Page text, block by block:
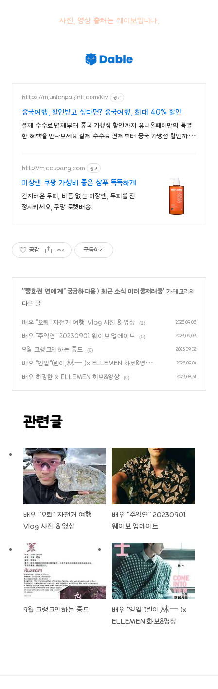
사진, 영상 출처는 웨이보입니다.
https://m.unionpayintl.com/kr/ 광고
중국여행, 할인받고 싶다면? 중국여행, 최대 40% 할인
결제 수수료 면제부터 중국 가맹점 할인까지 유니온페이만의 특별
한 혜택을 만나보세요 결제 수수료 면제부터 중국 가맹점 할인까지
http://m.coupang.com 광고
미장센 쿠팡 가성비 좋은 샴푸 똑똑하게
간지러운 두피, 비듬 없는 미장센, 두피를 진
정시키세요, 쿠팡 로켓배송!
공감 구독하기
'"중화권 연예계" 궁금하다옹> 최근 소식 이러쿵저러쿵' 카테고리의
다른 글
배우 "오뢰" 자전거 여행 Vlog 사진 & 영상 (1) 2023.09.03
배우 "주익연" 20230901 웨이보 업데이트 (0) 2023.09.03
9월 크랭크인하는 중드 (0) 2023.09.02
배우 "임일"(린이,林一 )x ELLEMEN 화보&영상
(0)
2023.09.01
배우 허광한 x ELLEMEN 화보&영상 (0) 2023.08.31
관련글
배우 "오뢰" 자전거 여행
Vlog 사진 & 영상
배우 "주익연" 20230901
웨이보 업데이트
9월 크랭크인하는 중드
배우 "임일"(린이,林一 )x
ELLEMEN 화보&영상